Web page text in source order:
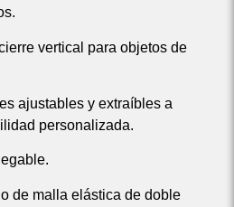
vertical para objetos de
ajustables y extraíbles a
personalizada.
de malla elástica de doble